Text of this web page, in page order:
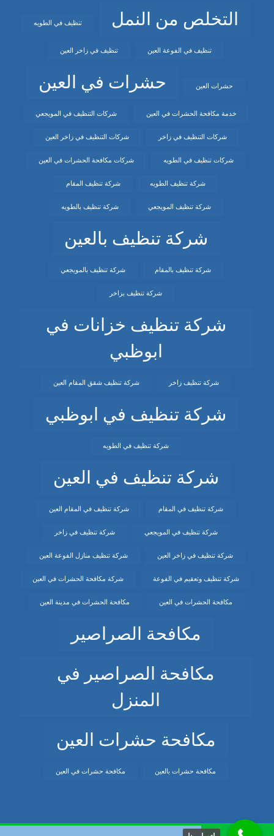
التخلص من النمل تنظيف في الطويه
تنظيف في الفوعة العين تنظيف في زاخر العين
حشرات العين حشرات في العين
خدمة مكافحة الحشرات في العين شركات التنظيف في المويجعي
شركات التنظيف في زاخر شركات التنظيف في زاخر العين
شركات تنظيف في الطويه شركات مكافحة الحشرات في العين
شركة تنظيف الطويه شركة تنظيف المقام
شركة تنظيف المويجعي شركة تنظيف بالطويه
شركة تنظيف بالعين
شركة تنظيف بالمقام شركة تنظيف بالمويجعي
شركة تنظيف بزاخر
شركة تنظيف خزانات في
ابوظبي
شركة تنظيف زاخر شركة تنظيف شقق المقام العين
شركة تنظيف في ابوظبي
شركة تنظيف في الطويه
شركة تنظيف في العين
شركة تنظيف في المقام شركة تنظيف في المقام العين
شركة تنظيف في المويجعي شركة تنظيف في زاخر
شركة تنظيف في زاخر العين شركة تنظيف منازل الفوعة العين
شركة تنظيف وتعقيم في الفوعة شركة مكافحة الحشرات في العين
مكافحة الحشرات في العين مكافحة الحشرات في مدينة العين
مكافحة الصراصير
مكافحة الصراصير في
المنزل
مكافحة حشرات العين
مكافحة حشرات بالعين مكافحة حشرات في العين